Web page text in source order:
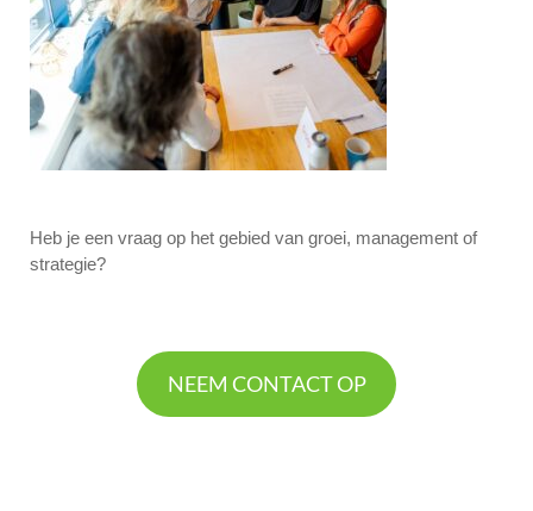
Heb je een vraag op het gebied van groei, management of
strategie?
NEEM CONTACT OP